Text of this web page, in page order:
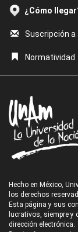
¿Cómo
Suscripción
Normatividad
Hecho en México,
los derechos
Esta página y sus
lucrativos, siempre y
dirección electrónica.